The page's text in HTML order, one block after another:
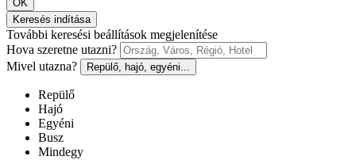
OK
Keresés indítása
További keresési beállítások megjelenítése
Hova szeretne utazni?
Mivel utazna?
Repülő, hajó, egyéni...
Repülő
Hajó
Egyéni
Busz
Mindegy